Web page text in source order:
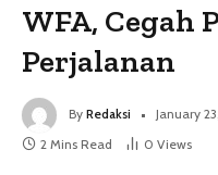
WFA, Cegah
Perjalanan
By Redaksi January
2 Mins Read
0 Views